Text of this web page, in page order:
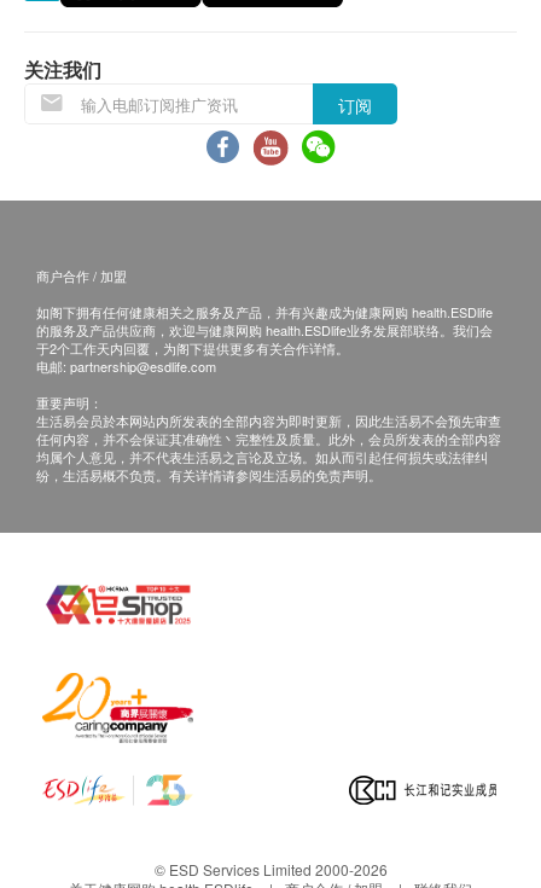
有损毁情况，一经确认签收，恕不接受退换。
或过期退回，供应商有权不受理。
如有其他损坏或遗漏查询，顾客必须保留有效收据
正本，并于送货后3个工作天内按下列方式联络
Pawmacy客户服务部跟进。
电邮： info@pawmacy.com.hk
关注我们
订阅
商户合作 / 加盟
如阁下拥有任何健康相关之服务及产品，并有兴趣成为健康网购 health.ESDlife
的服务及产品供应商，欢迎与健康网购 health.ESDlife业务发展部联络。我们会
于2个工作天内回覆，为阁下提供更多有关合作详情。
电邮: partnership@esdlife.com
重要声明：
生活易会员於本网站内所发表的全部内容为即时更新，因此生活易不会预先审查
任何内容，并不会保证其准确性丶完整性及质量。此外，会员所发表的全部内容
均属个人意见，并不代表生活易之言论及立场。如从而引起任何损失或法律纠
纷，生活易概不负责。有关详情请参阅生活易的免责声明。
© ESD Services Limited 2000-2026